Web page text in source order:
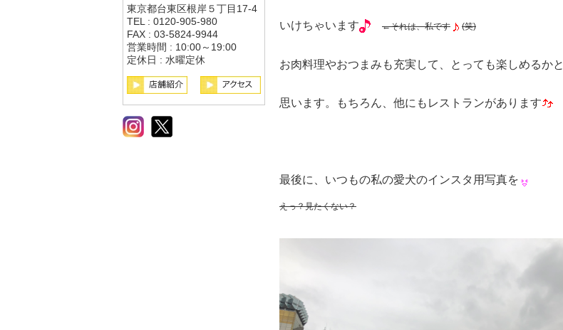
いけちゃいます ←それは、私です (笑)
お肉料理やおつまみも充実して、とっても楽しめるかと
思います。もちろん、他にもレストランがあります
最後に、いつもの私の愛犬のインスタ用写真を
えっ？見たくない？
東京都台東区根岸５丁目17-4
TEL : 0120-905-980
FAX : 03-5824-9944
営業時間 : 10:00～19:00
定休日 : 水曜定休